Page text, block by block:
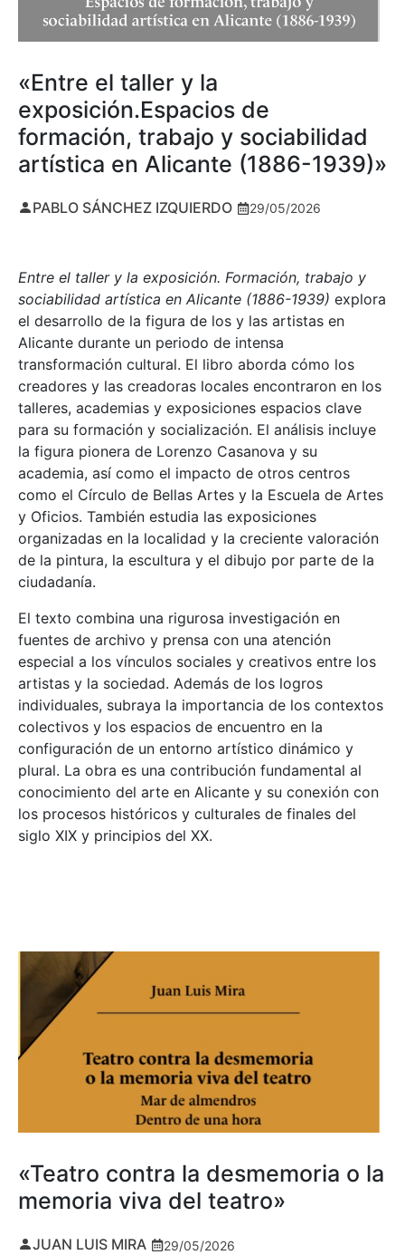
«Entre el taller y la
exposición.Espacios de
formación, trabajo y sociabilidad
artística en Alicante (1886-1939)»
PABLO SÁNCHEZ IZQUIERDO 29/05/2026
Entre el taller y la exposición. Formación, trabajo y
sociabilidad artística en Alicante (1886-1939) explora
el desarrollo de la figura de los y las artistas en
Alicante durante un periodo de intensa
transformación cultural. El libro aborda cómo los
creadores y las creadoras locales encontraron en los
talleres, academias y exposiciones espacios clave
para su formación y socialización. El análisis incluye
la figura pionera de Lorenzo Casanova y su
academia, así como el impacto de otros centros
como el Círculo de Bellas Artes y la Escuela de Artes
y Oficios. También estudia las exposiciones
organizadas en la localidad y la creciente valoración
de la pintura, la escultura y el dibujo por parte de la
ciudadanía.
El texto combina una rigurosa investigación en
fuentes de archivo y prensa con una atención
especial a los vínculos sociales y creativos entre los
artistas y la sociedad. Además de los logros
individuales, subraya la importancia de los contextos
colectivos y los espacios de encuentro en la
configuración de un entorno artístico dinámico y
plural. La obra es una contribución fundamental al
conocimiento del arte en Alicante y su conexión con
los procesos históricos y culturales de finales del
siglo XIX y principios del XX.
«Teatro contra la desmemoria o la
memoria viva del teatro»
JUAN LUIS MIRA 29/05/2026